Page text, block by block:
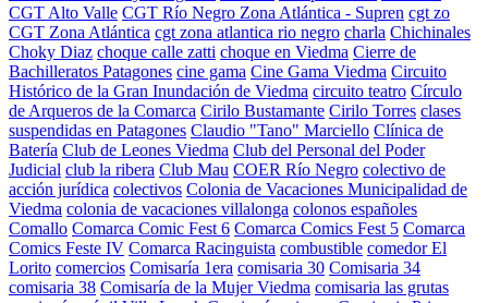
CGT Alto Valle CGT Río Negro Zona Atlántica - Supren cgt zo
CGT Zona Atlántica cgt zona atlantica rio negro charla Chichinales
Choky Diaz choque calle zatti choque en Viedma Cierre de
Bachilleratos Patagones cine gama Cine Gama Viedma Circuito
Histórico de la Gran Inundación de Viedma circuito teatro Círculo
de Arqueros de la Comarca Cirilo Bustamante Cirilo Torres clases
suspendidas en Patagones Claudio "Tano" Marciello Clínica de
Batería Club de Leones Viedma Club del Personal del Poder
Judicial club la ribera Club Mau COER Río Negro colectivo de
acción jurídica colectivos Colonia de Vacaciones Municipalidad de
Viedma colonia de vacaciones villalonga colonos españoles
Comallo Comarca Comic Fest 6 Comarca Comics Fest 5 Comarca
Comics Feste IV Comarca Racinguista combustible comedor El
Lorito comercios Comisaría 1era comisaria 30 Comisaria 34
comisaria 38 Comisaría de la Mujer Viedma comisaria las grutas